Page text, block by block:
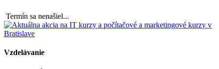
Termín sa nenašiel...
Vzdelávanie